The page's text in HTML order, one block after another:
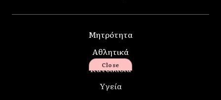
Μητρότητα
Αθλητικά
Κατοικίδια
Υγεία
Close